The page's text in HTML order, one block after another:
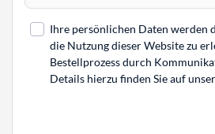
Ihre persönlichen Daten werden
die Nutzung dieser Website zu
Bestellprozess durch
Details hierzu finden Sie auf